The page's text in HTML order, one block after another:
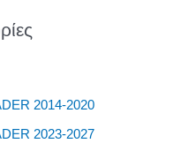
2014-2020
2023-2027